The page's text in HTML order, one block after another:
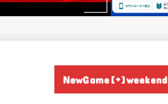
NewGame[+]weekend